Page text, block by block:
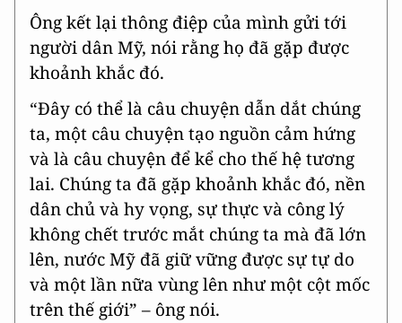
Ông kết lại thông điệp của mình gửi tới
người dân Mỹ, nói rằng họ đã gặp được
khoảnh khắc đó.
“Đây có thể là câu chuyện dẫn dắt chúng
ta, một câu chuyện tạo nguồn cảm hứng
và là câu chuyện để kể cho thế hệ tương
lai. Chúng ta đã gặp khoảnh khắc đó, nền
dân chủ và hy vọng, sự thực và công lý
không chết trước mắt chúng ta mà đã lớn
lên, nước Mỹ đã giữ vững được sự tự do
và một lần nữa vùng lên như một cột mốc
trên thế giới” – ông nói.